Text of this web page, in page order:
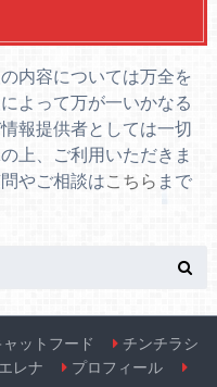
内容については万全を
よって万が一いかなる
報提供者としては一切
上、ご利用いただきま
やご相談はこちら まで
ャットフード
チンチラシ
レナ
プロフィール